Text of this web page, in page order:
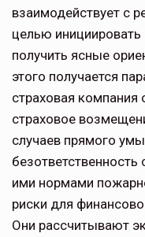
взаимодействует с
целью
получить ясные
этого получается
страховая компания
страховое
случаев прямого
безответственность
ими нормами
риски для
Они рассчитывают